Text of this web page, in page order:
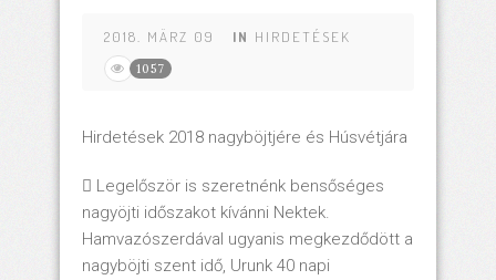
2018. MÄRZ 09 IN HIRDETÉSEK
1057
Hirdetések 2018 nagyböjtjére és Húsvétjára
 Legelőször is szeretnénk bensőséges
nagyöjti időszakot kívánni Nektek.
Hamvazószerdával ugyanis megkezdődött a
nagyböjti szent idő, Urunk 40 napi